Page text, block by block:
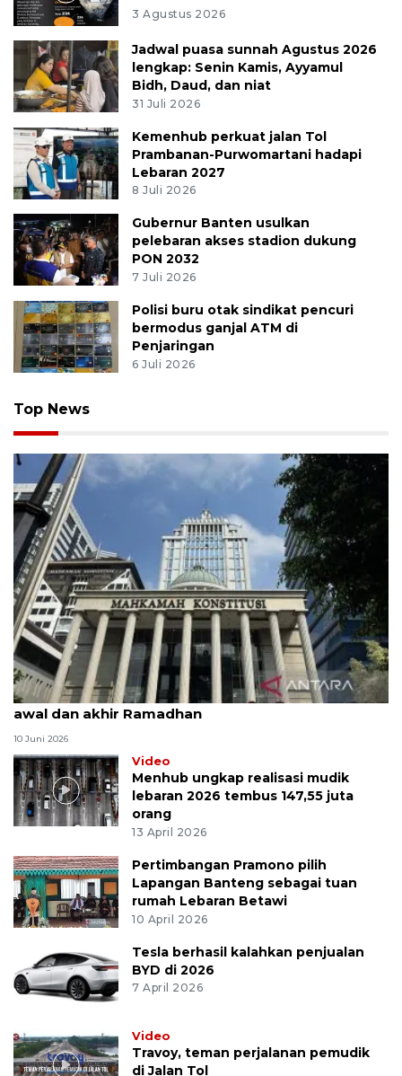
3 Agustus 2026
Jadwal puasa sunnah Agustus 2026
lengkap: Senin Kamis, Ayyamul
Bidh, Daud, dan niat
31 Juli 2026
Kemenhub perkuat jalan Tol
Prambanan-Purwomartani hadapi
Lebaran 2027
8 Juli 2026
Gubernur Banten usulkan
pelebaran akses stadion dukung
PON 2032
7 Juli 2026
Polisi buru otak sindikat pencuri
bermodus ganjal ATM di
Penjaringan
6 Juli 2026
Top News
MK uji materi UU Peradilan Agama perihal isbat
awal dan akhir Ramadhan
10 Juni 2026
Video
Menhub ungkap realisasi mudik
lebaran 2026 tembus 147,55 juta
orang
13 April 2026
Pertimbangan Pramono pilih
Lapangan Banteng sebagai tuan
rumah Lebaran Betawi
10 April 2026
Tesla berhasil kalahkan penjualan
BYD di 2026
7 April 2026
Video
Travoy, teman perjalanan pemudik
di Jalan Tol